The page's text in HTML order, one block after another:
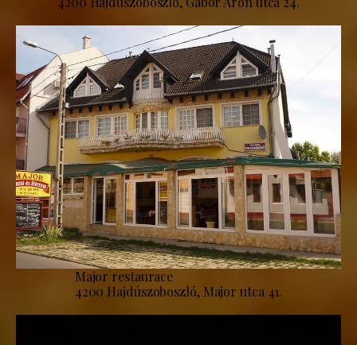
Major restaurace
4200 Hajdúszoboszló, Major utca 41.